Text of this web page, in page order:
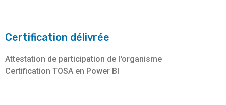
Certification délivrée
Attestation de participation de l'organisme
Certification TOSA en Power BI